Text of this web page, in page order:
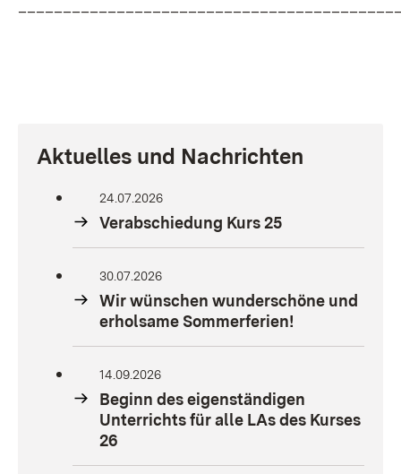
Aktuelles und Nachrichten
24.07.2026
Verabschiedung Kurs 25
30.07.2026
Wir wünschen wunderschöne und
erholsame Sommerferien!
14.09.2026
Beginn des eigenständigen
Unterrichts für alle LAs des Kurses
26